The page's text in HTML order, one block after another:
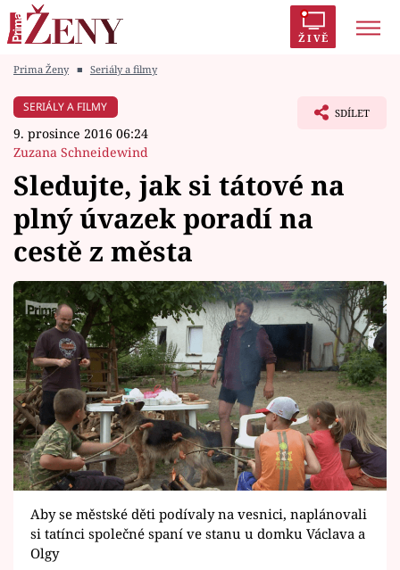
ŽIVĚ
Módní alarm
Témata
Celebrity
Vztahy
Seriály
Horoskopy
Sledujte prima+
Filmový festival Karlovy Vary
Pořady
Prima Ženy ■ Seriály a filmy
SERIÁLY A FILMY
9. prosince 2016 06:24
Zuzana Schneidewind
SDÍLET
Sledujte, jak si tátové na
plný úvazek poradí na
cestě z města
Aby se městské děti podívaly na vesnici, naplánovali
si tatínci společné spaní ve stanu u domku Václava a
Olgy